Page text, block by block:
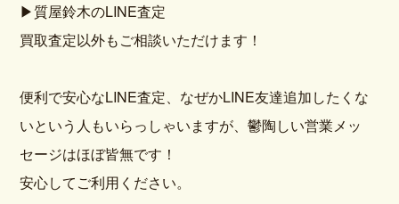
▶質屋鈴木のLINE査定
買取査定以外もご相談いただけます！
便利で安心なLINE査定、なぜかLINE友達追加したくな
いという人もいらっしゃいますが、鬱陶しい営業メッ
セージはほぼ皆無です！
安心してご利用ください。